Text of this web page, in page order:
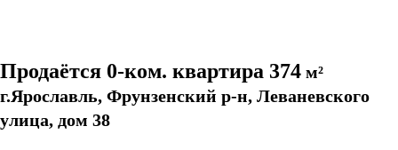
Продаётся 0-ком. квартира 374 м²
г.Ярославль, Фрунзенский р-н, Леваневского
улица, дом 38